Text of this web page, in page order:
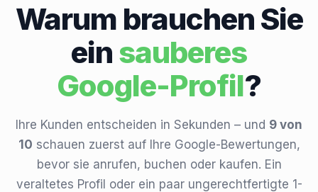
Warum brauchen Sie
einsauberes
Google-Profil?
Ihre Kunden entscheiden in Sekunden – und 9 von
10 schauen zuerst auf Ihre Google-Bewertungen,
bevor sie anrufen, buchen oder kaufen. Ein
veraltetes Profil oder ein paar ungerechtfertigte 1-